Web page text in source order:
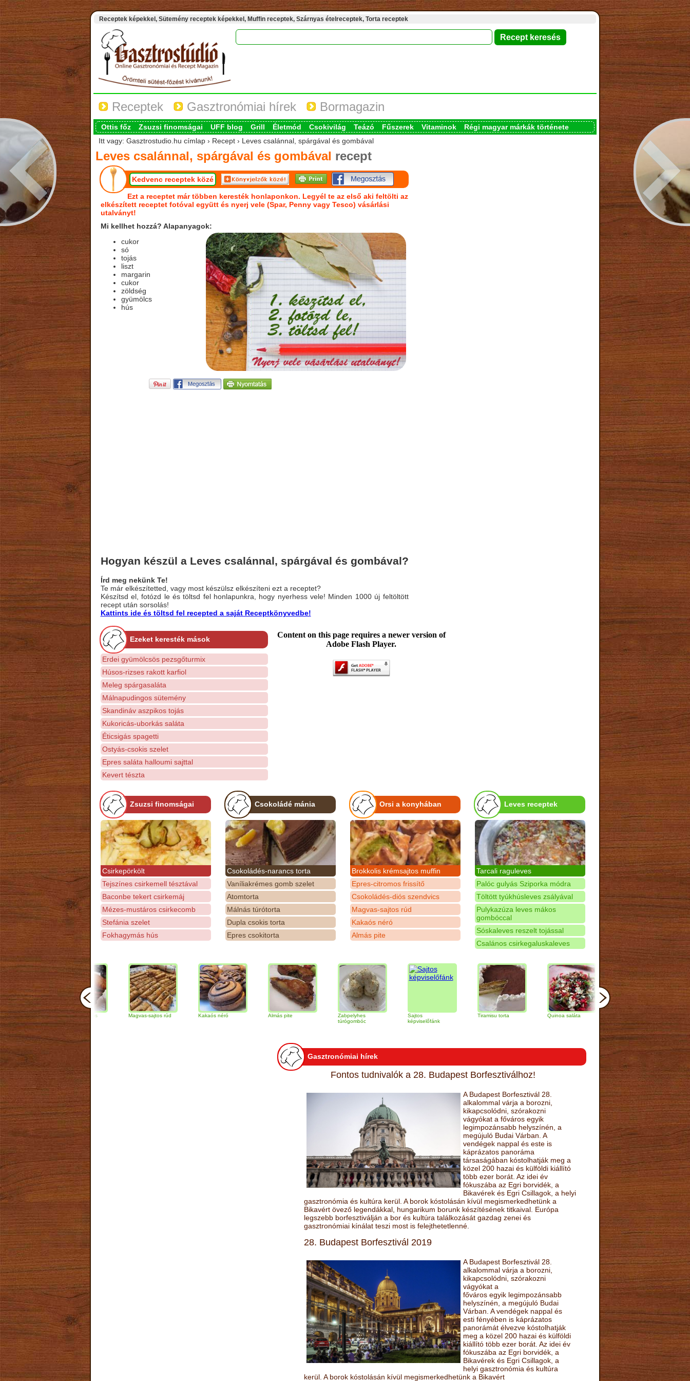
Receptek képekkel, Sütemény receptek képekkel, Muffin receptek, Szárnyas ételreceptek, Torta receptek
Receptek Gasztronómiai hírek Bormagazin
Ottis főz Zsuzsi finomságai UFF blog Grill Életmód Csokivilág Teázó Fűszerek Vitaminok
Régi magyar márkák története
Itt vagy: Gasztrostudio.hu címlap › Recept › Leves csalánnal, spárgával és gombával
Leves csalánnal, spárgával és gombával recept
Kedvenc receptek közé
Ezt a receptet már többen keresték honlaponkon. Legyél te az első aki feltölti az
elkészített receptet fotóval együtt és nyerj vele (Spar, Penny vagy Tesco) vásárlási
utalványt!
Mi kellhet hozzá? Alapanyagok:
cukor
só
tojás
liszt
margarin
cukor
zöldség
gyümölcs
hús
Hogyan készül a Leves csalánnal, spárgával és gombával?
Írd meg nekünk Te!
Te már elkészítetted, vagy most készülsz elkészíteni ezt a receptet?
Készítsd el, fotózd le és töltsd fel honlapunkra, hogy nyerhess vele! Minden 1000 új feltöltött
recept után sorsolás!
Kattints ide és töltsd fel recepted a saját Receptkönyvedbe!
Ezeket keresték mások
Erdei gyümölcsös pezsgőturmix
Húsos-rizses rakott karfiol
Meleg spárgasaláta
Málnapudingos sütemény
Skandináv aszpikos tojás
Kukoricás-uborkás saláta
Éticsigás spagetti
Ostyás-csokis szelet
Epres saláta halloumi sajttal
Kevert tészta
Content on this page requires a newer version of
Adobe Flash Player.
Zsuzsi finomságai
Csirkepörkölt
Tejszínes csirkemell tésztával
Baconbe tekert csirkemáj
Mézes-mustáros csirkecomb
Stefánia szelet
Fokhagymás hús
Csokoládé mánia
Csokoládés-narancs torta
Vaníliakrémes gomb szelet
Atomtorta
Málnás túrótorta
Dupla csokis torta
Epres csokitorta
Orsi a konyhában
Brokkolis krémsajtos muffin
Epres-citromos frissítő
Csokoládés-diós szendvics
Magvas-sajtos rúd
Kakaós néró
Almás pite
Leves receptek
Tarcali raguleves
Palóc gulyás Sziporka módra
Töltött tyúkhúsleves zsályával
Pulykazúza leves mákos
gombóccal
Sóskaleves reszelt tojással
Csalános csirkegaluskaleves
Csokoládés-diós
szendvics
Magvas-sajtos rúd Kakaós néró Almás pite
Zabpelyhes
túrógombóc
képviselőfánk
Tiramisu torta Quinoa saláta Mandulás kifli
narancs
Gasztronómiai hírek
Fontos tudnivalók a 28. Budapest Borfesztiválhoz!
A Budapest Borfesztivál 28.
alkalommal várja a borozni,
kikapcsolódni, szórakozni
vágyókat a főváros egyik
legimpozánsabb helyszínén, a
megújuló Budai Várban. A
vendégek nappal és este is
káprázatos panoráma
társaságában kóstolhatják meg a
közel 200 hazai és külföldi kiállító
több ezer borát. Az idei év
fókuszába az Egri borvidék, a
Bikavérek és Egri Csillagok, a helyi
gasztronómia és kultúra kerül. A borok kóstolásán kívül megismerkedhetünk a
Bikavért övező legendákkal, hungarikum borunk készítésének titkaival. Európa
legszebb borfesztiválján a bor és kultúra találkozását gazdag zenei és
gasztronómiai kínálat teszi most is felejthetetlenné.
28. Budapest Borfesztivál 2019
A Budapest Borfesztivál 28.
alkalommal várja a borozni,
kikapcsolódni, szórakozni
vágyókat a
főváros egyik legimpozánsabb
helyszínén, a megújuló Budai
Várban. A vendégek nappal és
esti fényében is káprázatos
panorámát élvezve kóstolhatják
meg a közel 200 hazai és külföldi
kiállító több ezer borát. Az idei év
fókuszába az Egri borvidék, a
Bikavérek és Egri Csillagok, a
helyi gasztronómia és kultúra
kerül. A borok kóstolásán kívül megismerkedhetünk a Bikavért